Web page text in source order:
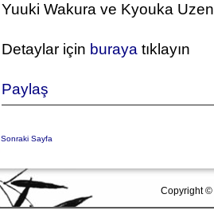
Yuuki Wakura ve Kyouka
Detaylar için buraya tıklayın
Paylaş
Sonraki Sayfa
Copyright ©